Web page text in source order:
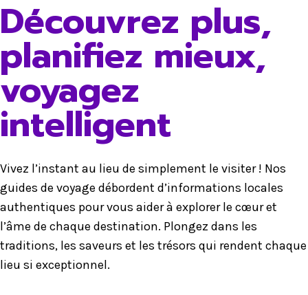
Découvrez plus,
planifiez mieux,
voyagez
intelligent
Vivez l’instant au lieu de simplement le visiter ! Nos
guides de voyage débordent d’informations locales
authentiques pour vous aider à explorer le cœur et
l’âme de chaque destination. Plongez dans les
traditions, les saveurs et les trésors qui rendent chaque
lieu si exceptionnel.